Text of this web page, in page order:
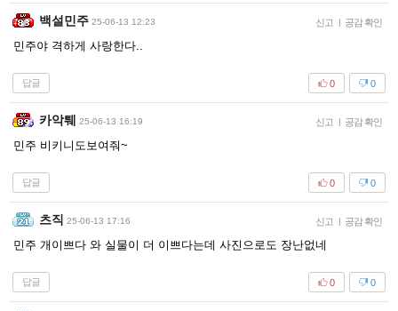
백설민주 25-06-13 12:23 신고 공감 확인
민주야 격하게 사랑한다..
답글 0
0
카악퉤 25-06-13 16:19 신고 공감 확인
민주 비키니도보여줘~
답글 0
0
츠직 25-06-13 17:16 신고 공감 확인
민주 개이쁘다 와 실물이 더 이쁘다는데 사진으로도 장난없네
답글 0
0